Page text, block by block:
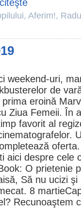
citeşte
, Aferim!,
weekend-uri,
de
prima eroină
Ziua Femeii. În
favorit al
aici despre cele
O prietenie
, Să nu ucizi şi
8 martie
Recunoaştem